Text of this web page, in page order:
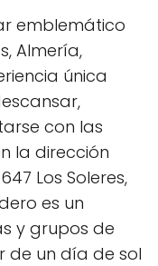
emblemático
Almería,
única
con las
la dirección
Los Soleres,
es un
y grupos de
de un día de sol